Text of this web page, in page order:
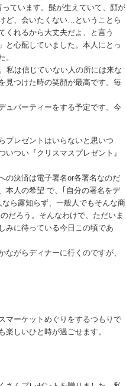
ています。髭が生えていて、顔が
ど、会いたくない…ということら
くれるから大丈夫だよ、と言う
と心配していました。本人にとっ
。
私は信じていない人の所には来な
見つけた時の笑顔が最高です。毎
ュパーティーをする予定です。今
プレゼントはいらないと思いつ
つい『クリスマスプレゼント』
の決済は電子署名or各署名なのだ
本人の希望 で、｢自分の署名をデ
ら露知らず、一般人でもそんな商
だろう。そんなわけで、ただいま
みに待っている今日この頃であ
がらディナーに行くのですが、
マーケットめぐりをするつもりで
しいひと時が過ごせます。